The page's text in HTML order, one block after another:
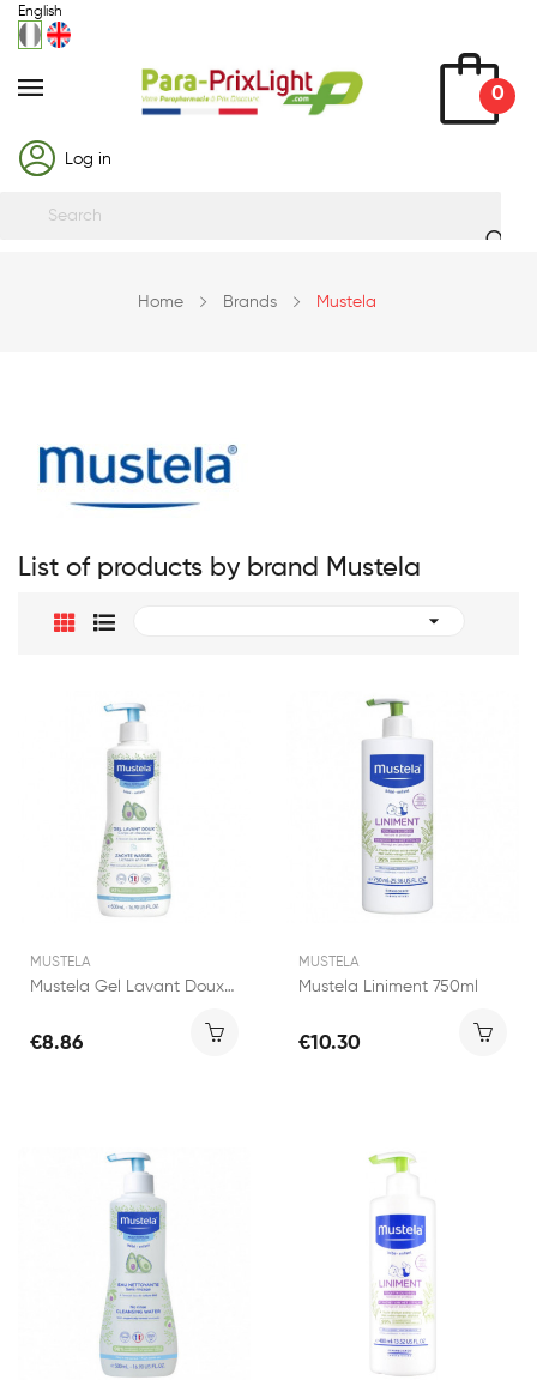
English
0
Log in
Home Brands Mustela
List of products by brand Mustela

MUSTELA
Mustela Gel Lavant Doux à l'Avocat BIO 500ml
€8.86
MUSTELA
Mustela Liniment 750ml
€10.30